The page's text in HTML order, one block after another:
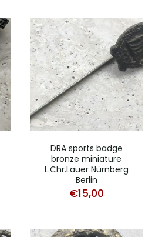
DRA sports badge
bronze miniature
L.Chr.Lauer Nürnberg
Berlin
€15,00